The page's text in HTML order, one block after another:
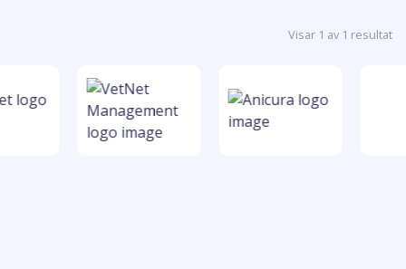
Visar 1 av 1 resultat